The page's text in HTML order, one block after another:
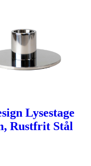
Lysestage
Rustfrit Stål